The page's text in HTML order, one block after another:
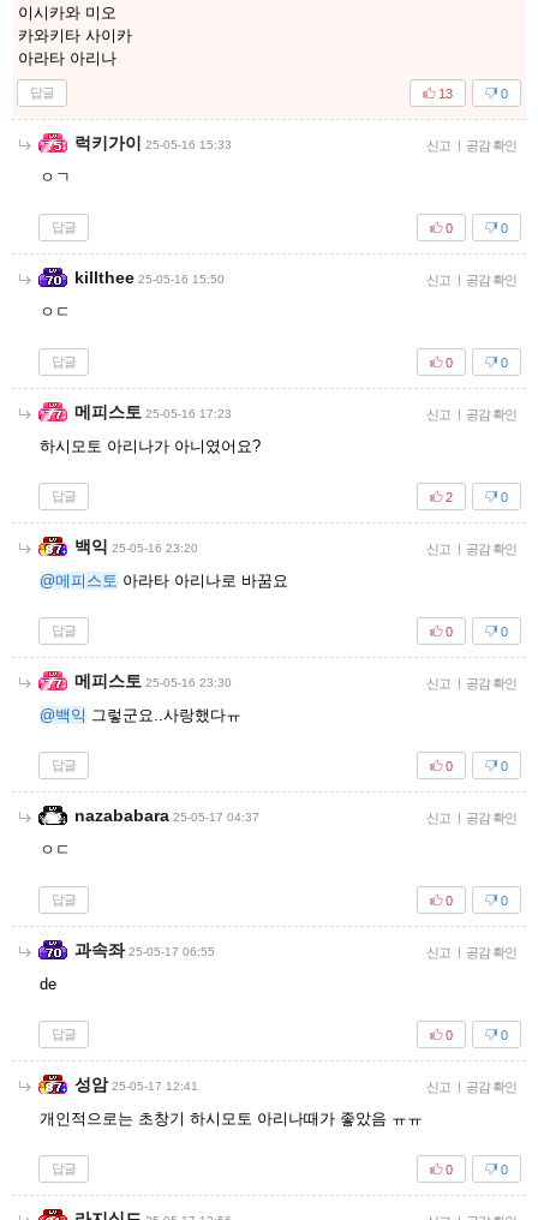
이시카와 미오
카와키타 사이카
아라타 아리나
답글 0
13
럭키가이 25-05-16 15:33 신고 | 공감 확인
ㅇㄱ
답글 0
0
killthee 25-05-16 15:50 신고 | 공감 확인
ㅇㄷ
답글 0
0
메피스토 25-05-16 17:23 신고 | 공감 확인
하시모토 아리나가 아니였어요?
답글 0
2
백익 25-05-16 23:20 신고 | 공감 확인
@메피스토 아라타 아리나로 바꿈요
답글 0
0
메피스토 25-05-16 23:30 신고 | 공감 확인
@백익 그렇군요..사랑했다ㅠ
답글 0
0
nazababara 25-05-17 04:37 신고 | 공감 확인
ㅇㄷ
답글 0
0
과속좌 25-05-17 06:55 신고 | 공감 확인
de
답글 0
0
성암 25-05-17 12:41 신고 | 공감 확인
개인적으로는 초창기 하시모토 아리나때가 좋았음 ㅠㅠ
답글 0
0